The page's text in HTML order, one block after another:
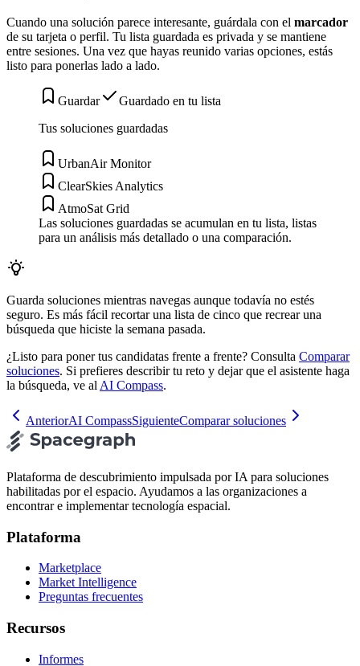
Cuando una solución parece interesante, guárdala con el marcador
de su tarjeta o perfil. Tu lista guardada es privada y se mantiene
entre sesiones. Una vez que hayas reunido varias opciones, estás
listo para ponerlas lado a lado.
Guardar
Guardado en tu lista
Tus soluciones guardadas
UrbanAir Monitor
ClearSkies Analytics
AtmoSat Grid
Las soluciones guardadas se acumulan en tu lista, listas
para un análisis más detallado o una comparación.
Guarda soluciones mientras navegas aunque todavía no estés
seguro. Es más fácil recortar una lista de cinco que recrear una
búsqueda que hiciste la semana pasada.
¿Listo para poner tus candidatas frente a frente? Consulta Comparar
soluciones. Si prefieres describir tu reto y dejar que el asistente haga
la búsqueda, ve al AI Compass.
AnteriorAI CompassSiguienteComparar soluciones
Plataforma de descubrimiento impulsada por IA para soluciones
habilitadas por el espacio. Ayudamos a las organizaciones a
encontrar e implementar tecnología espacial.
Plataforma
Marketplace
Market Intelligence
Preguntas frecuentes
Recursos
Informes